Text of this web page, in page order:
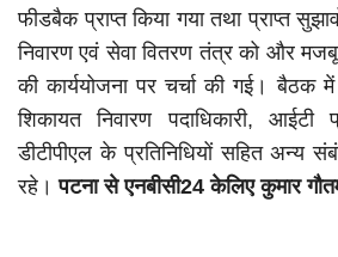
फीडबैक प्राप्त किया गया तथा प्राप्त
निवारण एवं सेवा वितरण तंत्र को और
की कार्ययोजना पर चर्चा की गई। बैठक में
शिकायत निवारण पदाधिकारी,
डीटीपीएल के प्रतिनिधियों सहित अन्य
रहे।पटना से एनबीसी24 केलिए कुमार गौतम